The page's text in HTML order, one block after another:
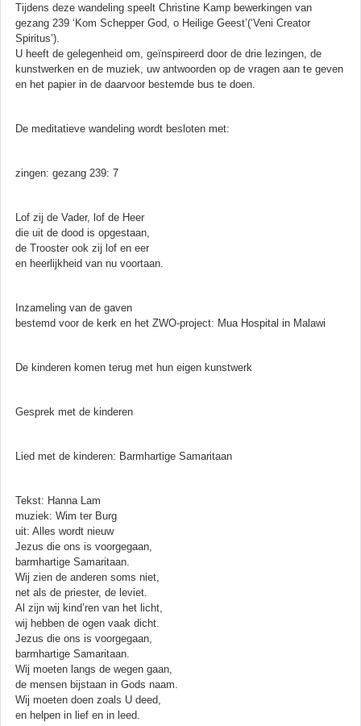
Tijdens deze wandeling speelt Christine Kamp bewerkingen van
gezang 239 ‘Kom Schepper God, o Heilige Geest’(‘Veni Creator
Spiritus’).
U heeft de gelegenheid om, geïnspireerd door de drie lezingen, de
kunstwerken en de muziek, uw antwoorden op de vragen aan te geven
en het papier in de daarvoor bestemde bus te doen.
De meditatieve wandeling wordt besloten met:
zingen: gezang 239: 7
Lof zij de Vader, lof de Heer
die uit de dood is opgestaan,
de Trooster ook zij lof en eer
en heerlijkheid van nu voortaan.
Inzameling van de gaven
bestemd voor de kerk en het ZWO-project: Mua Hospital in Malawi
De kinderen komen terug met hun eigen kunstwerk
Gesprek met de kinderen
Lied met de kinderen: Barmhartige Samaritaan
Tekst: Hanna Lam
muziek: Wim ter Burg
uit: Alles wordt nieuw
Jezus die ons is voorgegaan,
barmhartige Samaritaan.
Wij zien de anderen soms niet,
net als de priester, de leviet.
Al zijn wij kind’ren van het licht,
wij hebben de ogen vaak dicht.
Jezus die ons is voorgegaan,
barmhartige Samaritaan.
Wij moeten langs de wegen gaan,
de mensen bijstaan in Gods naam.
Wij moeten doen zoals U deed,
en helpen in lief en in leed.